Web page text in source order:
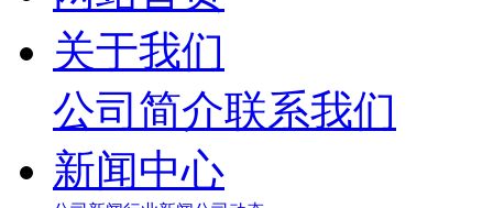
关于我们
公司简介联系我们
新闻中心